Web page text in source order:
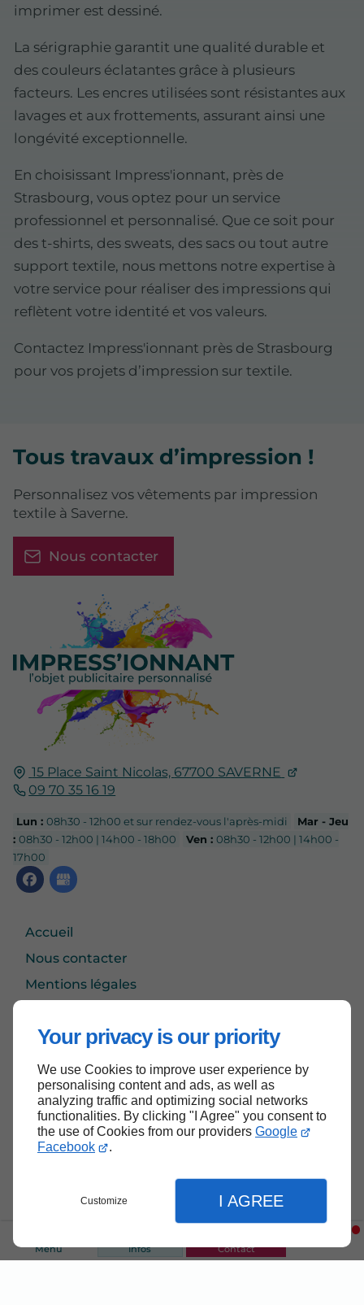
Your privacy is our priority
We use Cookies to improve user experience by
personalising content and ads, as well as
analyzing traffic and optimizing social networks
functionalities. By clicking "I Agree" you consent to
the use of Cookies from our providers Google
Facebook
.
Customize I AGREE
Menu Infos Contact
imprimer est dessiné.
La sérigraphie garantit une qualité durable et
des couleurs éclatantes grâce à plusieurs
facteurs. Les encres utilisées sont résistantes aux
lavages et aux frottements, assurant ainsi une
longévité exceptionnelle.
En choisissant Impress'ionnant, près de
Strasbourg, vous optez pour un service
professionnel et personnalisé. Que ce soit pour
des t-shirts, des sweats, des sacs ou tout autre
support textile, nous mettons notre expertise à
votre service pour réaliser des impressions qui
reflètent votre identité et vos valeurs.
Contactez Impress'ionnant près de Strasbourg
pour vos projets d’impression sur textile.
15 Place Saint Nicolas, 67700 SAVERNE
09 70 35 16 19
Lun :08h30 - 12h00 et sur rendez-vous l'après-midi
Mar - Jeu
: 08h30 - 12h00 | 14h00 - 18h00 Ven :08h30 - 12h00 | 14h00 -
17h00
Accueil
Nous contacter
Mentions légales
Tous travaux d’impression !
Personnalisez vos vêtements par impression
textile à Saverne.
Nous contacter
Haut de page